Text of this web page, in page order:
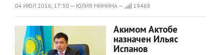
04 ИЮЛ 2016, 17:30 — ЮЛИЯ МИНИНА — 19468
Акимом Актобе
назначен Ильяс
Испанов